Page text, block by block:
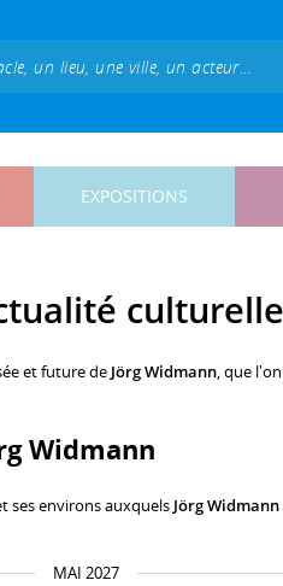
EXPOSITIONS
culturelle
et future de Jörg Widmann, que
Widmann
ses environs auxquels Jörg Widmann
MAI 2027